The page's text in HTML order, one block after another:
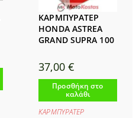
ΚΑΡΜΠΥΡΑΤΕΡ
HONDA ASTREA
GRAND SUPRA 100
37,00 €
Προσθήκη στο
καλάθι
ΚΑΡΜΠΥΡΑΤΕΡ